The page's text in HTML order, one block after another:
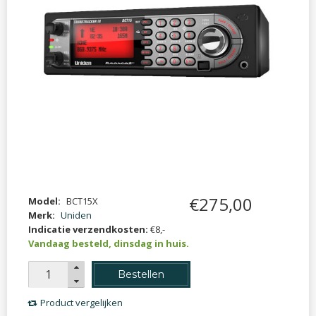
Model: BCT15X
Merk: Uniden
Indicatie verzendkosten: €8,-
Vandaag besteld, dinsdag in huis.
€275,00
Bestellen
Product vergelijken